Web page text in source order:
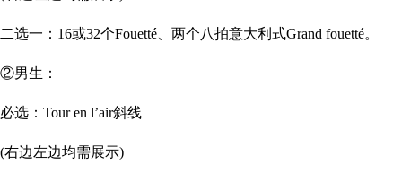
二选一：16或32个Fouetté、两个八拍意大利式Grand fouetté。
②男生：
必选：Tour en l’air斜线
(右边左边均需展示)